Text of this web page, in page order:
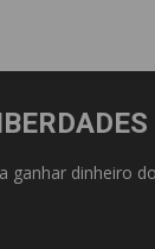
ganhar dinheiro